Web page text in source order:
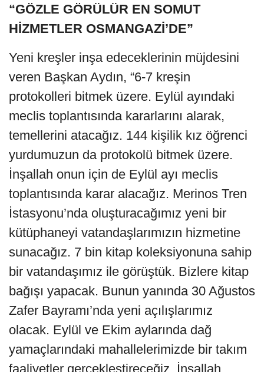
“GÖZLE GÖRÜLÜR EN SOMUT
HİZMETLER OSMANGAZİ’DE”
Yeni kreşler inşa edeceklerinin müjdesini
veren Başkan Aydın, “6-7 kreşin
protokolleri bitmek üzere. Eylül ayındaki
meclis toplantısında kararlarını alarak,
temellerini atacağız. 144 kişilik kız öğrenci
yurdumuzun da protokolü bitmek üzere.
İnşallah onun için de Eylül ayı meclis
toplantısında karar alacağız. Merinos Tren
İstasyonu’nda oluşturacağımız yeni bir
kütüphaneyi vatandaşlarımızın hizmetine
sunacağız. 7 bin kitap koleksiyonuna sahip
bir vatandaşımız ile görüştük. Bizlere kitap
bağışı yapacak. Bunun yanında 30 Ağustos
Zafer Bayramı’nda yeni açılışlarımız
olacak. Eylül ve Ekim aylarında dağ
yamaçlarındaki mahallelerimizde bir takım
faaliyetler gerçekleştireceğiz. İnşallah